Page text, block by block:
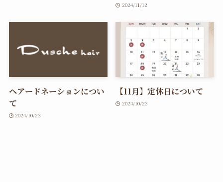
2024/11/12
ヘアードネーションについ
て
2024/10/23
【11月】定休日について
2024/10/23